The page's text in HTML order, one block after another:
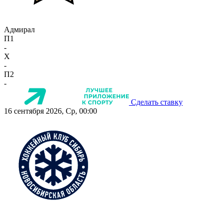
Адмирал
П1
-
X
-
П2
-
Сделать ставку
16 сентября 2026, Ср, 00:00